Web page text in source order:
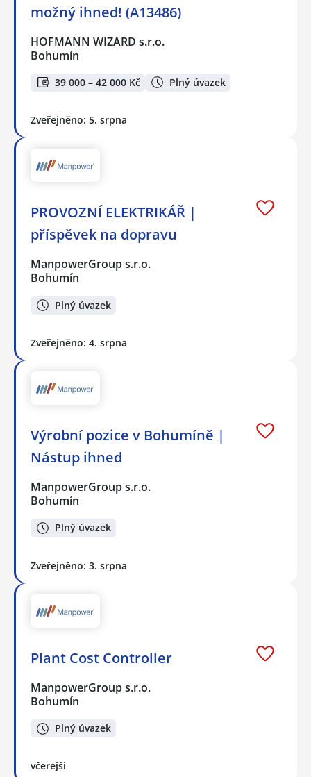
možný ihned! (A13486)
HOFMANN WIZARD s.r.o.
Bohumín
39 000 – 42 000 Kč Plný úvazek
Zveřejněno: 5. srpna
PROVOZNÍ ELEKTRIKÁŘ |
příspěvek na dopravu
ManpowerGroup s.r.o.
Bohumín
Plný úvazek
Zveřejněno: 4. srpna
Výrobní pozice v Bohumíně |
Nástup ihned
ManpowerGroup s.r.o.
Bohumín
Plný úvazek
Zveřejněno: 3. srpna
Plant Cost Controller
ManpowerGroup s.r.o.
Bohumín
Plný úvazek
včerejší